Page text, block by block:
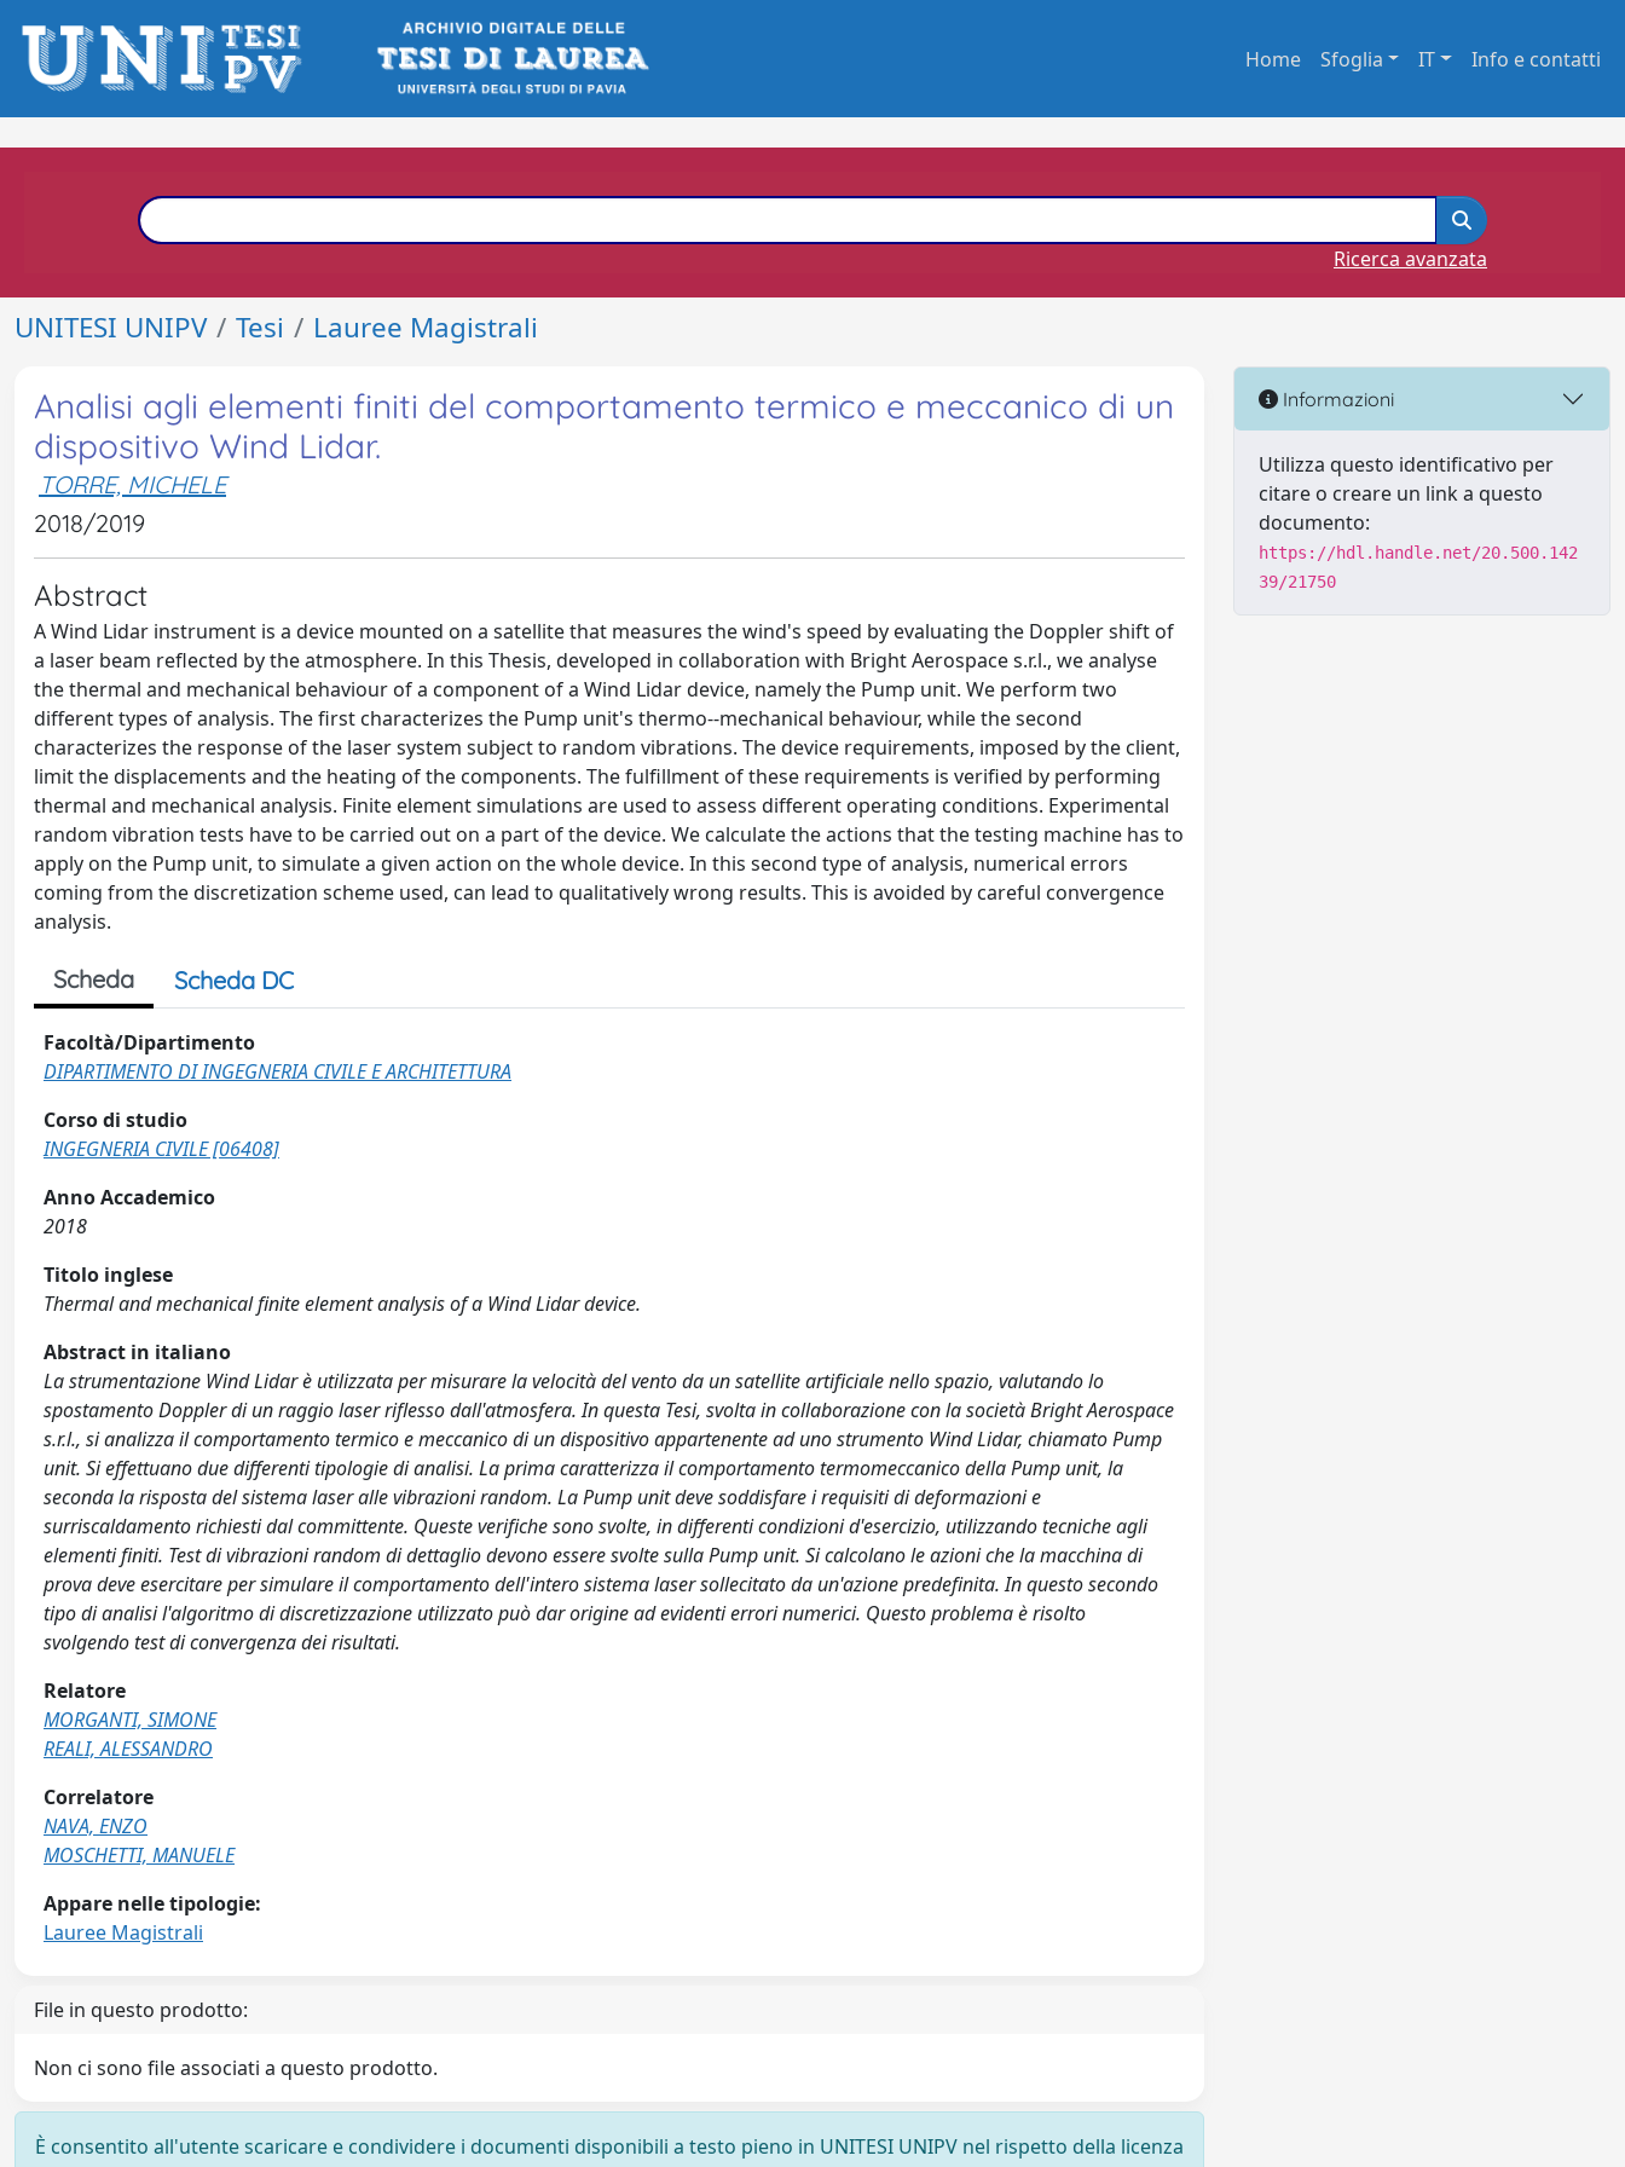
Home Sfoglia IT Info e contatti
Ricerca avanzata
UNITESI UNIPV Tesi Lauree Magistrali
Analisi agli elementi finiti del comportamento termico e meccanico di un
dispositivo Wind Lidar.
TORRE, MICHELE
2018/2019
Abstract
A Wind Lidar instrument is a device mounted on a satellite that measures the wind's speed by evaluating the Doppler shift of
a laser beam reflected by the atmosphere. In this Thesis, developed in collaboration with Bright Aerospace s.r.l., we analyse
the thermal and mechanical behaviour of a component of a Wind Lidar device, namely the Pump unit. We perform two
different types of analysis. The first characterizes the Pump unit's thermo--mechanical behaviour, while the second
characterizes the response of the laser system subject to random vibrations. The device requirements, imposed by the client,
limit the displacements and the heating of the components. The fulfillment of these requirements is verified by performing
thermal and mechanical analysis. Finite element simulations are used to assess different operating conditions. Experimental
random vibration tests have to be carried out on a part of the device. We calculate the actions that the testing machine has to
apply on the Pump unit, to simulate a given action on the whole device. In this second type of analysis, numerical errors
coming from the discretization scheme used, can lead to qualitatively wrong results. This is avoided by careful convergence
analysis.
Scheda Scheda DC
Facoltà/Dipartimento
DIPARTIMENTO DI INGEGNERIA CIVILE E ARCHITETTURA
Corso di studio
INGEGNERIA CIVILE [06408]
Anno Accademico
2018
Titolo inglese
Thermal and mechanical finite element analysis of a Wind Lidar device.
Abstract in italiano
La strumentazione Wind Lidar è utilizzata per misurare la velocità del vento da un satellite artificiale nello spazio, valutando lo
spostamento Doppler di un raggio laser riflesso dall'atmosfera. In questa Tesi, svolta in collaborazione con la società Bright Aerospace
s.r.l., si analizza il comportamento termico e meccanico di un dispositivo appartenente ad uno strumento Wind Lidar, chiamato Pump
unit. Si effettuano due differenti tipologie di analisi. La prima caratterizza il comportamento termomeccanico della Pump unit, la
seconda la risposta del sistema laser alle vibrazioni random. La Pump unit deve soddisfare i requisiti di deformazioni e
surriscaldamento richiesti dal committente. Queste verifiche sono svolte, in differenti condizioni d'esercizio, utilizzando tecniche agli
elementi finiti. Test di vibrazioni random di dettaglio devono essere svolte sulla Pump unit. Si calcolano le azioni che la macchina di
prova deve esercitare per simulare il comportamento dell'intero sistema laser sollecitato da un'azione predefinita. In questo secondo
tipo di analisi l'algoritmo di discretizzazione utilizzato può dar origine ad evidenti errori numerici. Questo problema è risolto
svolgendo test di convergenza dei risultati.
Relatore
MORGANTI, SIMONE
REALI, ALESSANDRO
Correlatore
NAVA, ENZO
MOSCHETTI, MANUELE
Appare nelle tipologie:
Lauree Magistrali
File in questo prodotto:
Non ci sono file associati a questo prodotto.
È consentito all'utente scaricare e condividere i documenti disponibili a testo pieno in UNITESI UNIPV nel rispetto della licenza
Informazioni
Utilizza questo identificativo per
citare o creare un link a questo
documento:
https://hdl.handle.net/20.500.142
39/21750